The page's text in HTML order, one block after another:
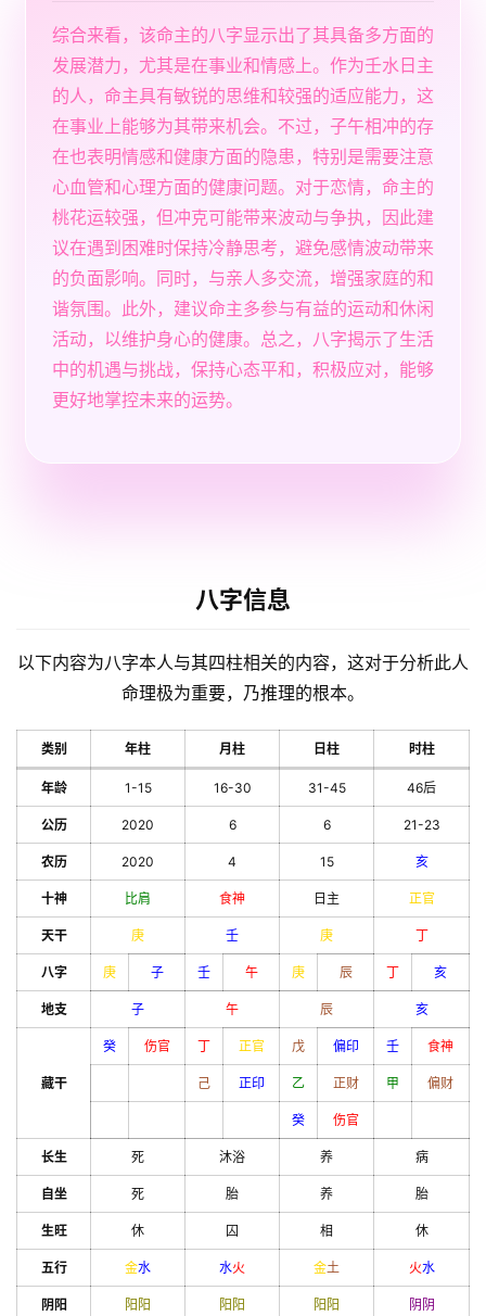
综合来看，该命主的八字显示出了其具备多方面的
发展潜力，尤其是在事业和情感上。作为壬水日主
的人，命主具有敏锐的思维和较强的适应能力，这
在事业上能够为其带来机会。不过，子午相冲的存
在也表明情感和健康方面的隐患，特别是需要注意
心血管和心理方面的健康问题。对于恋情，命主的
桃花运较强，但冲克可能带来波动与争执，因此建
议在遇到困难时保持冷静思考，避免感情波动带来
的负面影响。同时，与亲人多交流，增强家庭的和
谐氛围。此外，建议命主多参与有益的运动和休闲
活动，以维护身心的健康。总之，八字揭示了生活
中的机遇与挑战，保持心态平和，积极应对，能够
更好地掌控未来的运势。
八字信息
以下内容为八字本人与其四柱相关的内容，这对于分析此人
命理极为重要，乃推理的根本。
类别 年柱 月柱 日柱 时柱
年龄 1-15 16-30 31-45 46后
公历 2020 6 6 21-23
农历 2020 4 15 亥
十神 比肩 食神 日主 正官
天干 庚 壬 庚 丁
八字 庚 子 壬 午 庚 辰 丁 亥
地支 子 午 辰 亥
藏干
癸 伤官 丁 正官 戊 偏印 壬 食神
己 正印 乙 正财 甲 偏财
癸 伤官
长生 死 沐浴 养 病
自坐 死 胎 养 胎
生旺 休 囚 相 休
五行 金水 水火 金土 火水
阴阳 阳 阳 阳 阳 阳 阳 阴 阴